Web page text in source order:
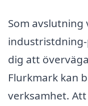
Som avslutning
dig att
Flurkmark kan
verksamhet.